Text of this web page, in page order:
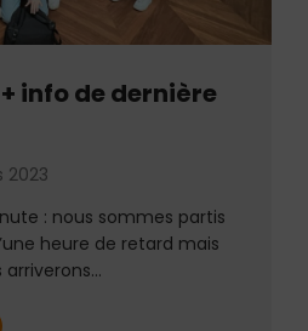
info de dernière
2023
: nous sommes partis
heure de retard mais